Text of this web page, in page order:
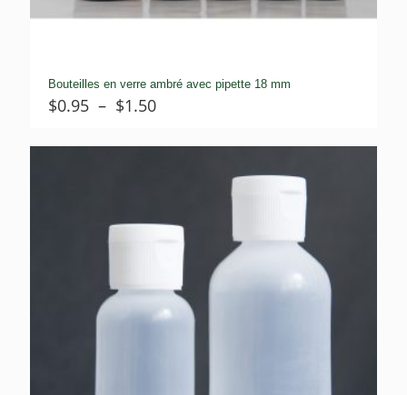
Bouteilles en verre ambré avec pipette 18 mm
$0.95 – $1.50Plage